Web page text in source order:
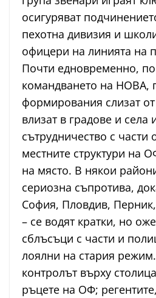
осигуряват
пехотна дивизия и
офицери на линията на
Почти едновременно,
командването на НОВА,
формирования слизат
влизат в градове и села
сътрудничество с части
местните структури на
на място. В някои
сериозна съпротива,
София, Пловдив,
– се водят кратки, но
сблъсъци с части и
лоялни на стария
контролът върху
ръцете на ОФ;